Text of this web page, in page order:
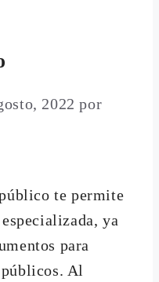
2022 por
te permite
ya
para
Al